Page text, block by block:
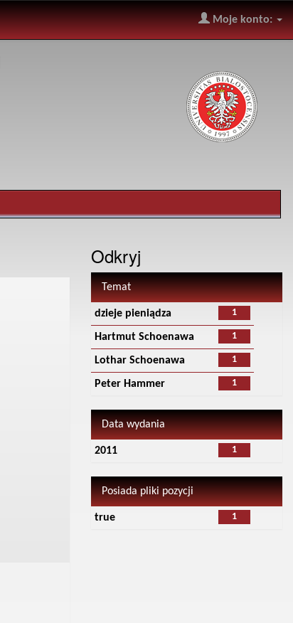
Moje konto:
Odkryj
Temat
1
dzieje pieniądza
1
Hartmut Schoenawa
1
Lothar Schoenawa
1
Peter Hammer
Data wydania
1
2011
Posiada pliki pozycji
1
true